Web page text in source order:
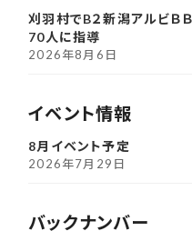
刈羽村でB２新潟アルビＢ
70人に指導
2026年8月6日
イベント情報
8月イベント予定
2026年7月29日
バックナンバー